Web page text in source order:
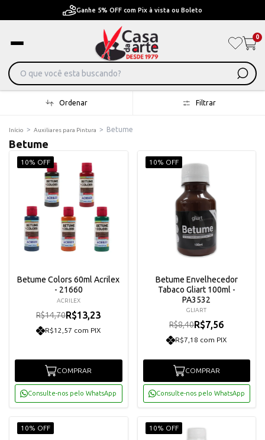
Pague em Até 6x sem juros ou ate 12x com juros
0
Ordenar Filtrar
Início > Auxiliares para Pintura > Betume
Betume
10% OFF
Betume Colors 60ml Acrilex
- 21660
ACRILEX
R$14,70R$13,23
R$12,57 com PIX
COMPRAR
Consulte-nos pelo WhatsApp
10% OFF
Betume Envelhecedor
Tabaco Gliart 100ml -
PA3532
GLIART
R$8,40R$7,56
R$7,18 com PIX
COMPRAR
Consulte-nos pelo WhatsApp
10% OFF 10% OFF